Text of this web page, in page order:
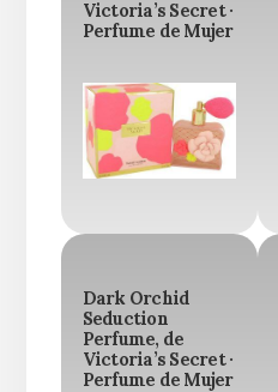
Victoria’s Secret ·
Perfume de Mujer
Dark Orchid
Seduction
Perfume, de
Victoria’s Secret ·
Perfume de Mujer